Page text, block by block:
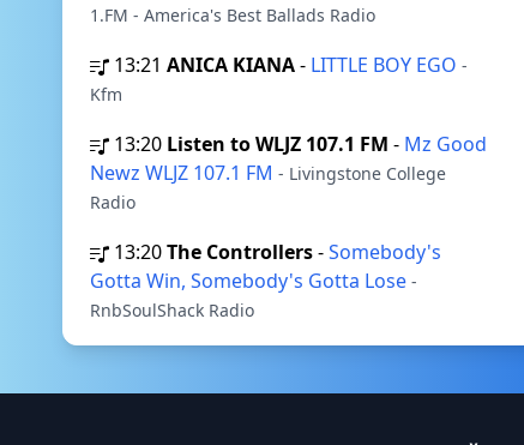
1.FM - America's Best Ballads Radio
13:21 ANICA KIANA- LITTLE BOY EGO -
Kfm
13:20 Listen to WLJZ 107.1 FM - Mz Good
Newz WLJZ 107.1 FM - Livingstone College
Radio
13:20The Controllers-Somebody's
Gotta Win, Somebody's Gotta Lose -
RnbSoulShack Radio